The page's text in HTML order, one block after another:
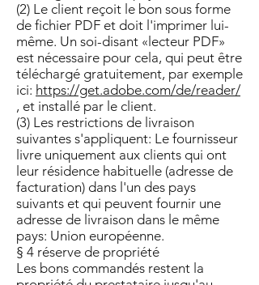
(2) Le client reçoit le bon sous forme
de fichier PDF et doit l'imprimer lui-
même. Un soi-disant «lecteur PDF»
est nécessaire pour cela, qui peut être
téléchargé gratuitement, par exemple
ici: https://get.adobe.com/de/reader/
, et installé par le client.
(3) Les restrictions de livraison
suivantes s'appliquent: Le fournisseur
livre uniquement aux clients qui ont
leur résidence habituelle (adresse de
facturation) dans l'un des pays
suivants et qui peuvent fournir une
adresse de livraison dans le même
pays: Union européenne.
§ 4 réserve de propriété
Les bons commandés restent la